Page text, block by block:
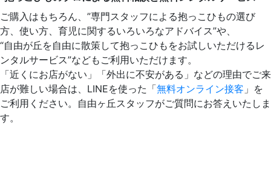
ご購入はもちろん、”専門スタッフによる抱っこひもの選び
方、使い方、育児に関するいろいろなアドバイス”や、
“自由が丘を自由に散策して抱っこひもをお試しいただけるレ
ンタルサービス”などもご利用いただけます。
「近くにお店がない」「外出に不安がある」などの理由でご来
店が難しい場合は、LINEを使った「無料オンライン接客 」を
ご利用ください。自由ヶ丘スタッフがご質問にお答えいたしま
す。